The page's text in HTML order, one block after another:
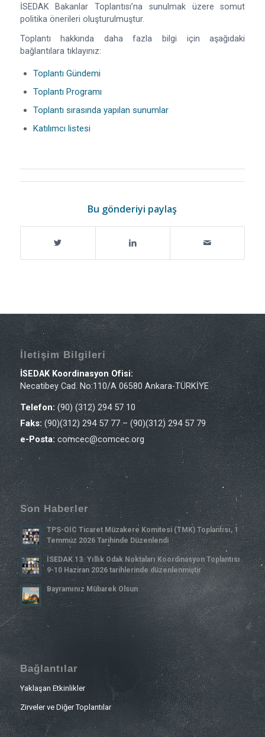
İSEDAK Bakanlar Toplantısı’na sunulmak üzere somut
politika önerileri oluşturulmuştur.
Toplantı hakkında daha fazla bilgi için aşağıdaki
bağlantılara tıklayınız:
Toplantı Gündemi
Toplantı Programı
Toplantı sırasında yapılan sunumlar
Katılımcı listesi
Bu gönderiyi paylaş
İletişim Bilgileri
İSEDAK Koordinasyon Ofisi:
Necatibey Cad. No:110/A 06580 Ankara-TÜRKİYE
Telefon:(90) (312) 294 57 10
Faks:(90)(312) 294 57 77 – (90)(312) 294 57 79
e-Posta:comcec@comcec.org
Son Haberler
TPS-OIC Ticaret Müzakere Komitesi (TMK) Toplantısı, 1
Temmuz 2026 Tarihinde Düzenlendi
İSEDAK 13. Yıllık Odak Noktaları Koordinasyon Toplantısı
9-10 Haziran 2026 tarihlerinde düzenlenmiştir
Bayramınız Mübarek Olsun
Bağlantılar
Yaklaşan Etkinlikler
Zirveler ve Diğer Toplantılar